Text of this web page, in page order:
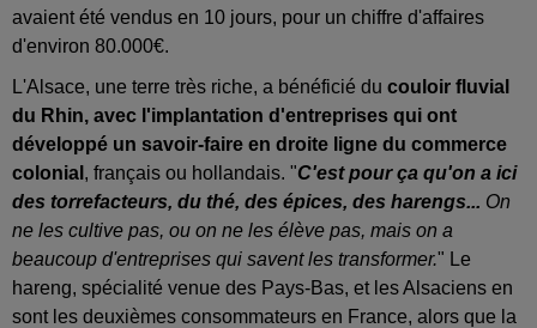
avaient été vendus en 10 jours, pour un chiffre d'affaires
d'environ 80.000€.
L'Alsace, une terre très riche, a bénéficié du couloir fluvial
du Rhin, avec l'implantation d'entreprises qui ont
développé un savoir-faire en droite ligne du commerce
colonial , français ou hollandais. "C'est pour ça qu'on a ici
des torrefacteurs, du thé, des épices, des harengs... On
ne les cultive pas, ou on ne les élève pas, mais on a
beaucoup d'entreprises qui savent les transformer." Le
hareng, spécialité venue des Pays-Bas, et les Alsaciens en
sont les deuxièmes consommateurs en France, alors que la